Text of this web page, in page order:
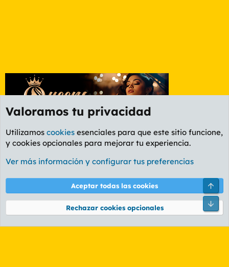
Etiquetas
Cookies
PL OLDSTYLE AMARILLO
Términos y reglas Política de privacidad Ayuda
Community platform by XenForo® © 2010-2026 XenForo Ltd.
Valoramos tu privacidad
Utilizamos cookies esenciales para que este sitio funcione,
y cookies opcionales para mejorar tu experiencia.
Ver más información y configurar tus preferencias
Aceptar todas las cookies
Rechazar cookies opcionales
Pie